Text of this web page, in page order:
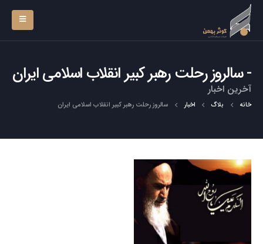
سالروز رحلت رهبر کبیر انقلاب اسلامی ایران
آخرین اخبار
خانه بلاگ اخبار سالروز رحلت رهبر کبیر انقلاب اسلامی ایران